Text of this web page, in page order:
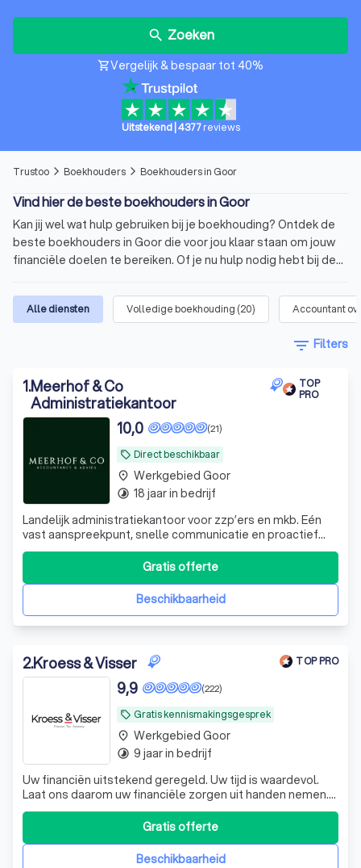
search Zoeken
shopping_cartVergelijk & bespaar tot 40%
Uitstekend| 4377 reviews
Trustoo arrow_forward_ios Boekhouders arrow_forward_ios Boekhouders in Goor
Vind hier de beste boekhouders in Goor
Kan jij wel wat hulp gebruiken bij je boekhouding? Ontdek de
beste boekhouders in Goor die voor jou klaar staan om jouw
financiële doelen te bereiken. Of je nu hulp nodig hebt bij de
financiële planning. Via Trustoo vind je gemakkelijk de beste
boekhouders uit Goor. Wij hebben zorgvuldig een top 10 voor
boekhouders hebben een gemiddelde Trustoo Score van 8.8
1000+ klantenbeoordelingen vanuit verschillende bronnen.
Wat is een boekhouder? Ontdek de
wereld van boekhouding
Welke diensten biedt een boekhouder?
Ontdek de mogelijkheden
Hoe vind je een goede boekhouder? Volg
deze stappen
Alle diensten Volledige boekhouding (20) Accountant
filter_list Filters
1.Meerhof & Co
Administratiekantoor
TOP
PRO
local_offer Direct beschikbaar
(21)
10,0
Landelijk administratiekantoor voor zzp’ers en mkb. Eén
vast aanspreekpunt, snelle communicatie en proactief
fiscaal en financieel advies.
Beschikbaarheid
Gratis offerte
place Werkgebied Goor
timelapse 18 jaar in bedrijf
2.Kroess & Visser TOP PRO
local_offer Gratis kennismakingsgesprek
(222)
9,9
Uw financiën uitstekend geregeld. Uw tijd is waardevol.
Laat ons daarom uw financiële zorgen uit handen nemen.
De experts van KroessVisser beheren al uw financiële
processen van A tot Z, zodat u met een gerust hart kunt
ondernemen. KroessVisser | Finance - Tax - Advisory ☎️
Plan een GRATIS ADVIESBeschikbaarheid
Gratis offerte
place Werkgebied Goor
timelapse 9 jaar in bedrijf